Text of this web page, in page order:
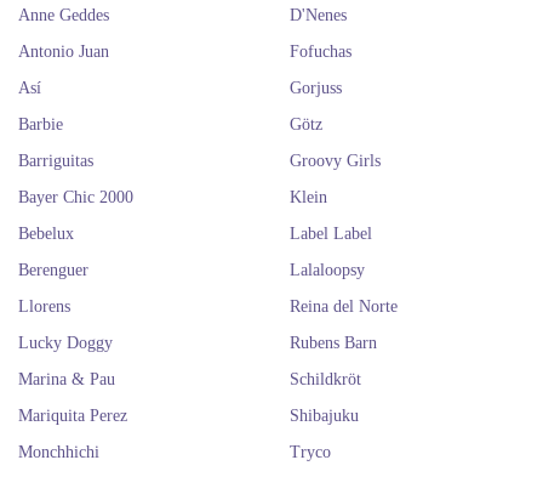
Anne Geddes
Antonio Juan
Así
Barbie
Barriguitas
Bayer Chic 2000
Bebelux
Berenguer
D'Nenes
Fofuchas
Gorjuss
Götz
Groovy Girls
Klein
Label Label
Lalaloopsy
Llorens
Lucky Doggy
Marina & Pau
Mariquita Perez
Monchhichi
Reina del Norte
Rubens Barn
Schildkröt
Shibajuku
Tryco